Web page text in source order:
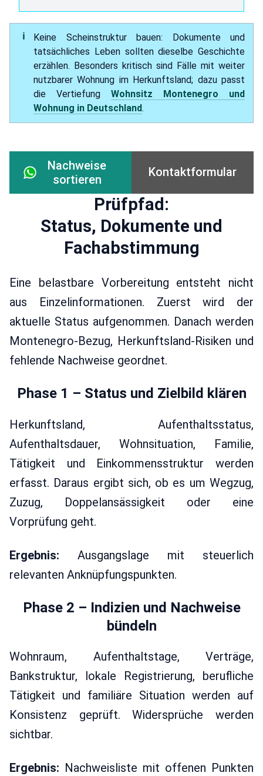
Keine Scheinstruktur bauen: Dokumente und
tatsächliches Leben sollten dieselbe Geschichte
erzählen. Besonders kritisch sind Fälle mit weiter
nutzbarer Wohnung im Herkunftsland; dazu passt
die Vertiefung Wohnsitz Montenegro und
Wohnung in Deutschland.
Nachweise
sortieren
Kontaktformular
Prüfpfad:
Status, Dokumente und
Fachabstimmung
Eine belastbare Vorbereitung entsteht nicht
aus Einzelinformationen. Zuerst wird der
aktuelle Status aufgenommen. Danach werden
Montenegro-Bezug, Herkunftsland-Risiken und
fehlende Nachweise geordnet.
Phase 1 – Status und Zielbild klären
Herkunftsland, Aufenthaltsstatus,
Aufenthaltsdauer, Wohnsituation, Familie,
Tätigkeit und Einkommensstruktur werden
erfasst. Daraus ergibt sich, ob es um Wegzug,
Zuzug, Doppelansässigkeit oder eine
Vorprüfung geht.
Ergebnis: Ausgangslage mit steuerlich
relevanten Anknüpfungspunkten.
Phase 2 – Indizien und Nachweise
bündeln
Wohnraum, Aufenthaltstage, Verträge,
Bankstruktur, lokale Registrierung, berufliche
Tätigkeit und familiäre Situation werden auf
Konsistenz geprüft. Widersprüche werden
sichtbar.
Ergebnis: Nachweisliste mit offenen Punkten